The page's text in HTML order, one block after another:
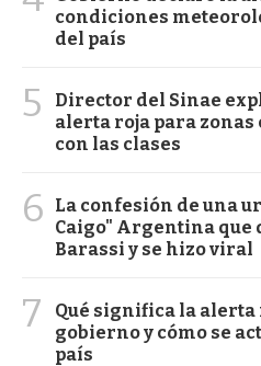
condiciones
del país
5
Director del Sinae
alerta roja para zonas
con las clases
6
La confesión de una
Caigo" Argentina que
Barassi y se hizo viral
7
Qué significa la
gobierno y cómo se
país